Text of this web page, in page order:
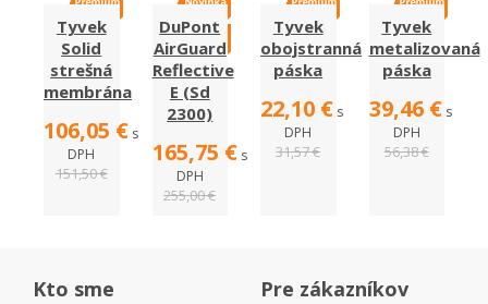
Tyvek
Solid
strešná
membrána
106,05 € s
DPH
151,50 €
DuPont
AirGuard
Reflective
E (Sd
2300)
165,75 € s
DPH
255,00 €
Tyvek
obojstranná
páska
22,10 € s
DPH
31,57 €
Tyvek
metalizovaná
páska
39,46 € s
DPH
56,38 €
Kto sme Pre zákazníkov